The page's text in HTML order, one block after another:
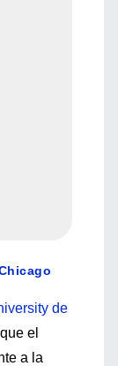
de
el
a la